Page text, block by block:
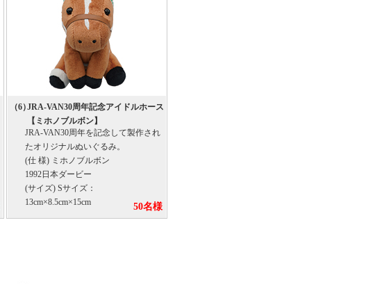
（6）JRA-VAN30周年記念アイドルホース
【ミホノブルボン】
JRA-VAN30周年を記念して製作され
たオリジナルぬいぐるみ。
(仕 様) ミホノブルボン
1992日本ダービー
(サイズ) Sサイズ：
13cm×8.5cm×15cm
50名様